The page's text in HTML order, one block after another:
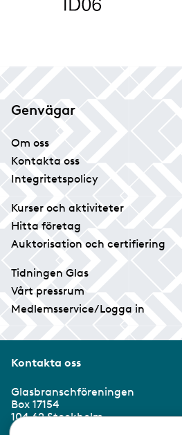
Genvägar
Om oss
Kontakta oss
Integritetspolicy
Kurser och aktiviteter
Hitta företag
Auktorisation och certifiering
Tidningen Glas
Vårt pressrum
Medlemsservice/Logga in
Kontakta oss
Glasbranschföreningen
Box 17154
104 62 Stockholm